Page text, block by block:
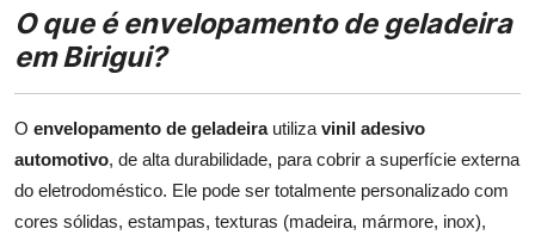
O que é envelopamento de geladeira
em Birigui?
O envelopamento de geladeirautiliza vinil adesivo
automotivo, de alta durabilidade, para cobrir a superfície externa
do eletrodoméstico. Ele pode ser totalmente personalizado com
cores sólidas, estampas, texturas (madeira, mármore, inox),